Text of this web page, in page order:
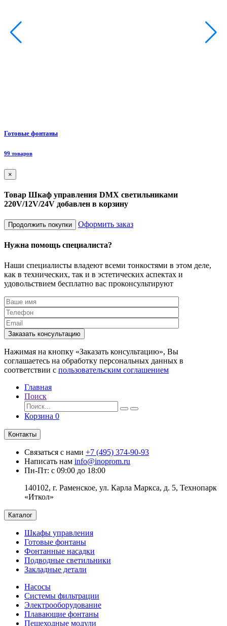
Готовые фонтаны
99 товаров
×
Товар Шкаф управления DMX светильниками
220V/12V/24V добавлен в корзину
Продолжить покупки Оформить заказ
Нужна помощь специалиста?
Наши специалисты владеют всеми тонкостями в этом деле,
как в технических, так и в эстетических аспектах и
удовольствием бесплатно вас проконсультируют
Заказать консультацию
Нажимая на кнопку «Заказать консультацию», Вы
соглашаетесь на обработку персональных данных в
соответствии с пользовательским соглашением
Главная
Поиск
Корзина 0
Контакты
Связаться с нами +7 (495) 374-90-93
Написать нам info@inoprom.ru
Пн-Пт: с 09:00 до 18:00
140102, г. Раменское, ул. Карла Маркса, д. 5, Технопарк
«Иткол»
Каталог
Шкафы управления
Готовые фонтаны
Фонтанные насадки
Подводные светильники
Закладные детали
Насосы
Системы фильтрации
Электрооборудование
Плавающие фонтаны
Пешеходные модули